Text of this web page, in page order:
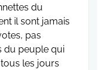
du
il sont jamais
pas
du peuple qui
les jours